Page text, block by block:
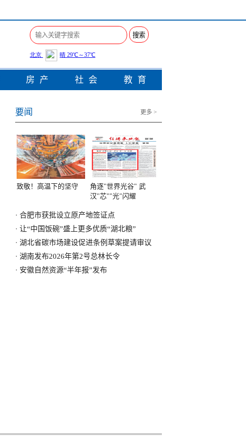
搜索
房产 社会 教育
要闻 更多 >
致敬！高温下的坚守
角逐"世界光谷" 武
汉"芯""光"闪耀
· 合肥市获批设立原产地签证点
· 让“中国饭碗”盛上更多优质“湖北粮”
· 湖北省碳市场建设促进条例草案提请审议
· 湖南发布2026年第2号总林长令
· 安徽自然资源“半年报”发布